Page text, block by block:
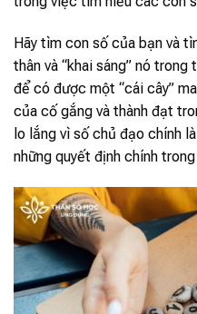
Hãy tìm con số của bạn và
thân và “khai sáng” nó
để có được một “cái cây”
của cố gắng và thành đạt
lo lắng vì số chủ đạo chính
những quyết định chính